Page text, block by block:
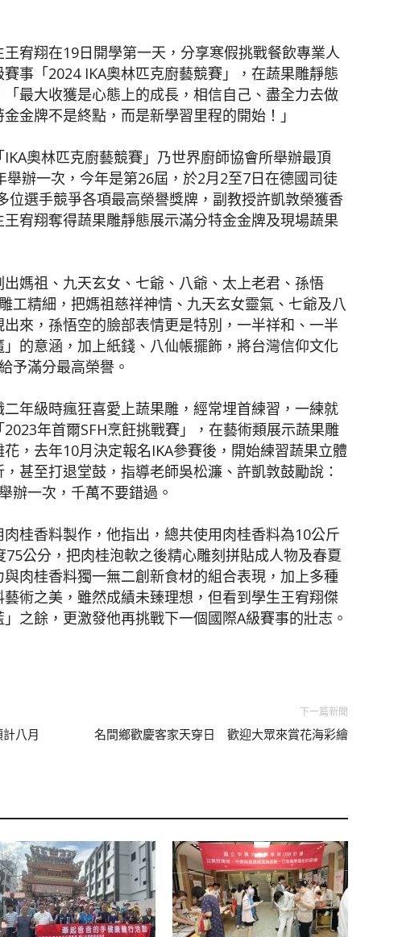
宥翔在19日開學第一天，分享寒假挑戰餐飲專業人
事「2024 IKA奧林匹克廚藝競賽」，在蔬果雕靜態
最大收獲是心態上的成長，相信自己、盡全力去做
金牌不是終點，而是新學習里程的開始！」
奧林匹克廚藝競賽」乃世界廚師協會所舉辦最頂
辦一次，今年是第26屆，於2月2至7日在德國司徒
位選手競爭各項最高榮譽獎牌，副教授許凱敦榮獲香
宥翔奪得蔬果雕靜態展示滿分特金金牌及現場蔬果
媽祖、九天玄女、七爺、八爺、太上老君、孫悟
工精細，把媽祖慈祥神情、九天玄女靈氣、七爺及八
來，孫悟空的臉部表情更是特別，一半祥和、一半
的意涵，加上紙錢、八仙帳擺飾，將台灣信仰文化
予滿分最高榮譽。
年級時瘋狂喜愛上蔬果雕，經常埋首練習，一練就
年首爾SFH烹飪挑戰賽」，在藝術類展示蔬果雕
，去年10月決定報名IKA參賽後，開始練習蔬果立體
甚至打退堂鼓，指導老師吳松濂、許凱敦鼓勵說：
辦一次，千萬不要錯過。
桂香料製作，他指出，總共使用肉桂香料為10公斤
公分，把肉桂泡軟之後精心雕刻拼貼成人物及春夏
肉桂香料獨一無二創新食材的組合表現，加上多種
術之美，雖然成績未臻理想，但看到學生王宥翔傑
之餘，更激發他再挑戰下一個國際A級賽事的壯志。
八月
下一篇新聞
名間鄉歡慶客家天穿日 歡迎大眾來賞花海彩繪